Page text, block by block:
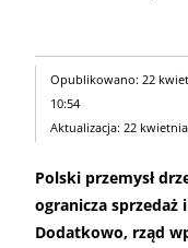
Opublikowano: 22
10:54
Aktualizacja: 22
Polski przemysł
ogranicza
Dodatkowo, rząd